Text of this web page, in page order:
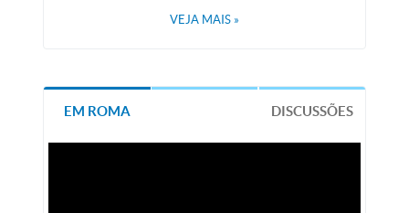
VEJA MAIS »
EM ROMA DISCUSSÕES